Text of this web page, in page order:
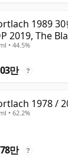
1989
2019, The
• 44.5%
만 ?
1978 /
• 62.2%
만 ?